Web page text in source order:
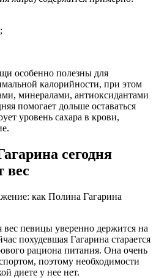
особенно полезны для
калорийности, при этом
минералами, антиоксидантами
помогает дольше оставаться
уровень сахара в крови,
сегодня
вес
певицы уверенно держится на
похудевшая Гагарина старается
рациона питания. Она очень
поэтому необходимости
диете у нее нет.